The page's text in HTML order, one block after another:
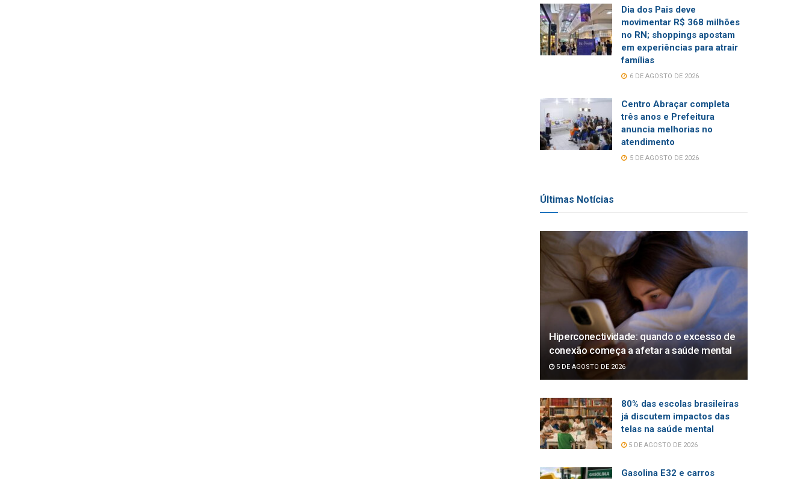
Dia dos Pais deve
movimentar R$ 368 milhões
no RN; shoppings apostam
em experiências para atrair
famílias
6 DE AGOSTO DE 2026
Centro Abraçar completa
três anos e Prefeitura
anuncia melhorias no
atendimento
5 DE AGOSTO DE 2026
Últimas Notícias
Hiperconectividade: quando o excesso de
conexão começa a afetar a saúde mental
5 DE AGOSTO DE 2026
80% das escolas brasileiras
já discutem impactos das
telas na saúde mental
5 DE AGOSTO DE 2026
Gasolina E32 e carros